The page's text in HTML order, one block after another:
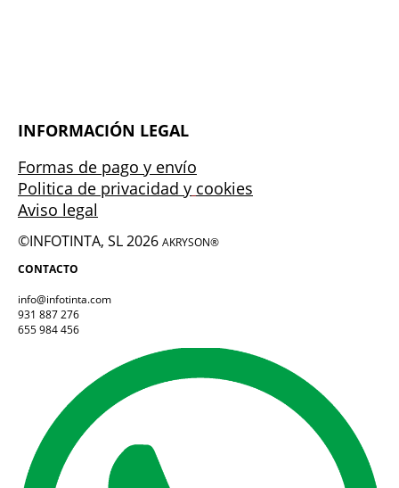
INFORMACIÓN LEGAL
Formas de pago y envío
Politica de privacidad y cookies
Aviso legal
©INFOTINTA, SL 2026 AKRYSON®
CONTACTO
info@infotinta.com
931 887 276
655 984 456